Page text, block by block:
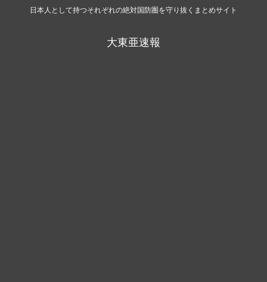
日本人として持つそれぞれの絶対国防圏を守り抜くまとめサイト
大東亜速報